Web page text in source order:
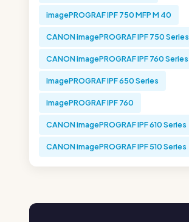
imagePROGRAF IPF 750 MFP M 40
CANON imagePROGRAF IPF 750 Series
CANON imagePROGRAF IPF 760 Series
imagePROGRAF IPF 650 Series
imagePROGRAF IPF 760
CANON imagePROGRAF IPF 610 Series
CANON imagePROGRAF IPF 510 Series